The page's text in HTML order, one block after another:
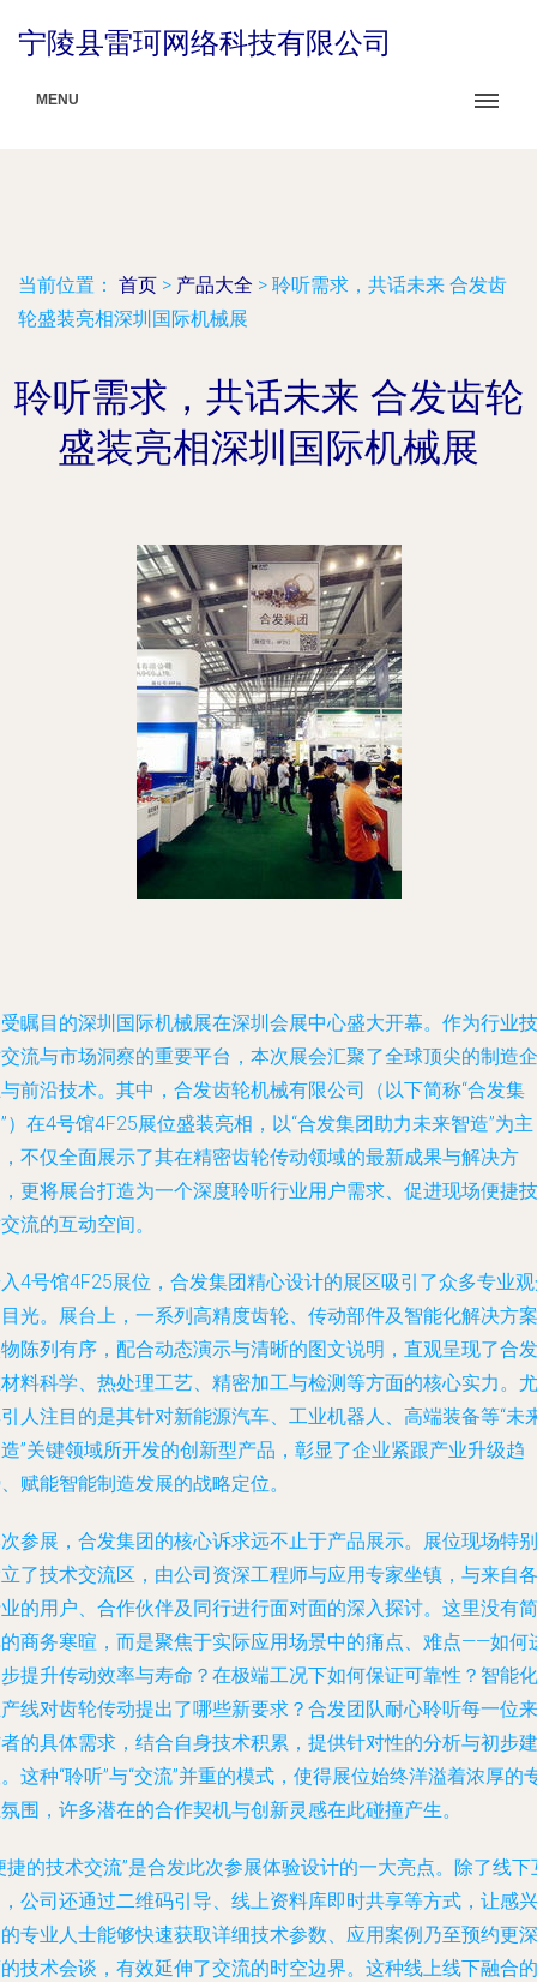
宁陵县雷珂网络科技有限公司
MENU
当前位置： 首页 > 产品大全 > 聆听需求，共话未来 合发齿
轮盛装亮相深圳国际机械展
聆听需求，共话未来 合发齿轮
盛装亮相深圳国际机械展
瞩目的深圳国际机械展在深圳会展中心盛大开幕。作为行业技
流与市场洞察的重要平台，本次展会汇聚了全球顶尖的制造企
前沿技术。其中，合发齿轮机械有限公司（以下简称“合发集
）在4号馆4F25展位盛装亮相，以“合发集团助力未来智造”为主
不仅全面展示了其在精密齿轮传动领域的最新成果与解决方
更将展台打造为一个深度聆听行业用户需求、促进现场便捷技
流的互动空间。
4号馆4F25展位，合发集团精心设计的展区吸引了众多专业
光。展台上，一系列高精度齿轮、传动部件及智能化解决方案
陈列有序，配合动态演示与清晰的图文说明，直观呈现了合发
料科学、热处理工艺、精密加工与检测等方面的核心实力。尤
人注目的是其针对新能源汽车、工业机器人、高端装备等“未
”关键领域所开发的创新型产品，彰显了企业紧跟产业升级趋
赋能智能制造发展的战略定位。
参展，合发集团的核心诉求远不止于产品展示。展位现场特别
了技术交流区，由公司资深工程师与应用专家坐镇，与来自各
的用户、合作伙伴及同行进行面对面的深入探讨。这里没有简
商务寒暄，而是聚焦于实际应用场景中的痛点、难点——如何
提升传动效率与寿命？在极端工况下如何保证可靠性？智能化
线对齿轮传动提出了哪些新要求？合发团队耐心聆听每一位来
的具体需求，结合自身技术积累，提供针对性的分析与初步建
这种“聆听”与“交流”并重的模式，使得展位始终洋溢着浓厚的
围，许多潜在的合作契机与创新灵感在此碰撞产生。
捷的技术交流”是合发此次参展体验设计的一大亮点。除了线下
公司还通过二维码引导、线上资料库即时共享等方式，让感兴
专业人士能够快速获取详细技术参数、应用案例乃至预约更深
技术会谈，有效延伸了交流的时空边界。这种线上线下融合的